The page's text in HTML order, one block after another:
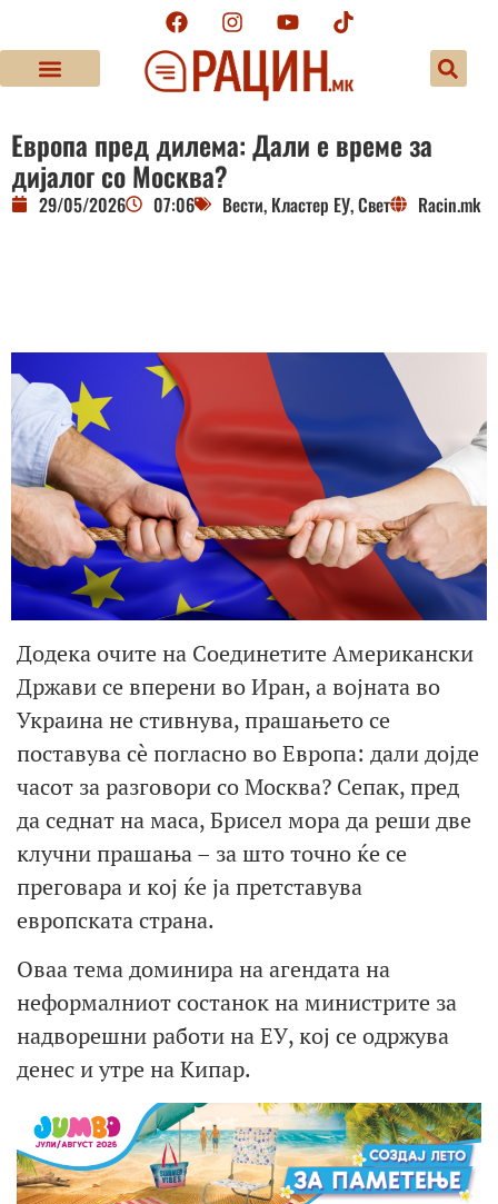
Европа пред дилема: Дали е време за
дијалог со Москва?
29/05/2026 07:06 Вести, Кластер ЕУ,Свет Racin.mk
Додека очите на Соединетите Американски
Држави се вперени во Иран, а војната во
Украина не стивнува, прашањето се
поставува сè погласно во Европа: дали дојде
часот за разговори со Москва? Сепак, пред
да седнат на маса, Брисел мора да реши две
клучни прашања – за што точно ќе се
преговара и кој ќе ја претставува
европската страна.
Оваа тема доминира на агендата на
неформалниот состанок на министрите за
надворешни работи на ЕУ, кој се одржува
денес и утре на Кипар.